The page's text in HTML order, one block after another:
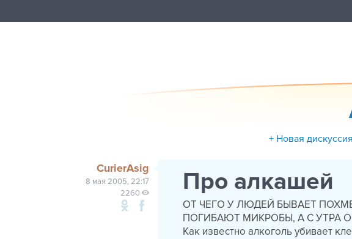
+ Новая дискуссия
CurierAsig
8 мая 2005, 22:17
2260
Про алкашей
ОТ ЧЕГО У ЛЮДЕЙ БЫВАЕТ
ПОГИБАЮТ МИКРОБЫ, А С УТРА
Как известно алкоголь убивает